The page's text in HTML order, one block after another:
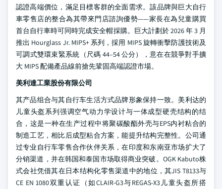
認證高端價位，滿足目標客群的全面需求。該品牌與巨大自行
車零售店的整合為其帶來門店諮詢優勢——家長在為兒童購買
首台自行車時可同時完成安全帽採購。巨大計劃於 2026 年 3 月
推出 Hourglass Jr. MIPS+ 系列，採用 MIPS 旋轉衝擊防護技術及
可調式雙環束緊系統（尺碼 44–54 公分），意在在競爭對手擴
大 MIPS 配備產品線前搶先鞏固高端認證市場。
美利達工業股份有限公司
其产品组合与其自行车生活方式品牌形象保持一致。美利达的
儿童头盔系列强调空气动力学设计与一体成型硬壳结构的结
合，这是一种在生产过程中将聚碳酸酯外壳与EPS内衬粘合的
制造工艺，相比后成型粘合方案，能提升结构完整性。公司通
过专业自行车零售合作伙伴关系，在印度和东南亚市场扩大了
分销渠道，并在韩国和泰国市场取得商业突破。OGK Kabuto株
式会社凭借其在日本结构化零售渠道中的地位，其JIS T8133与
CE EN 1080双重认证（如CLAIR-G3与REGAS-X3儿童头盔所搭